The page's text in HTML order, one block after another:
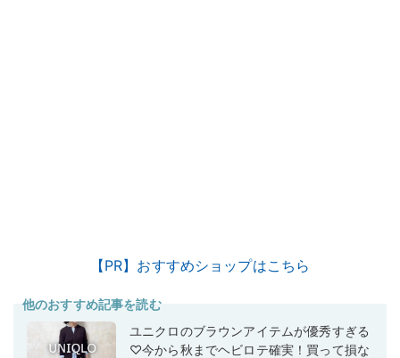
【PR】おすすめショップはこちら
他のおすすめ記事を読む
ユニクロのブラウンアイテムが優秀すぎる
♡今から秋までヘビロテ確実！買って損な